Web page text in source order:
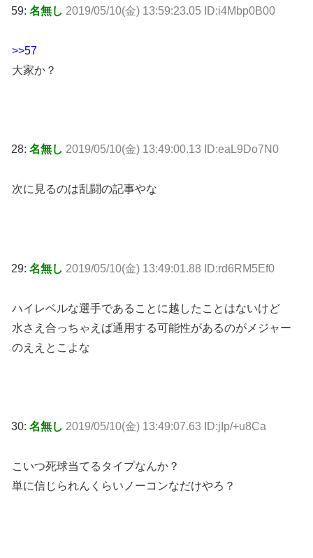
59: 名無し 2019/05/10(金) 13:59:23.05 ID:i4Mbp0B00
>>57
大家か？
28: 名無し 2019/05/10(金) 13:49:00.13 ID:eaL9Do7N0
次に見るのは乱闘の記事やな
29: 名無し 2019/05/10(金) 13:49:01.88 ID:rd6RM5Ef0
ハイレベルな選手であることに越したことはないけど
水さえ合っちゃえば通用する可能性があるのがメジャー
のええとこよな
30: 名無し 2019/05/10(金) 13:49:07.63 ID:jIp/+u8Ca
こいつ死球当てるタイプなんか？
単に信じられんくらいノーコンなだけやろ？